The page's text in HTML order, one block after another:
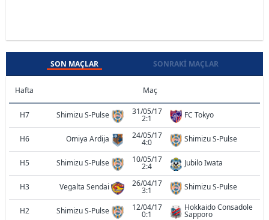
SON MAÇLAR SONRAKI MAÇLAR
Hafta Maç
H7 Shimizu S-Pulse 31/05/17
2:1 FC Tokyo
H6 Omiya Ardija 24/05/17
4:0 Shimizu S-Pulse
H5 Shimizu S-Pulse 10/05/17
2:4 Jubilo Iwata
H3 Vegalta Sendai 26/04/17
3:1 Shimizu S-Pulse
H2 Shimizu S-Pulse 12/04/17
0:1
Hokkaido Consadole
Sapporo